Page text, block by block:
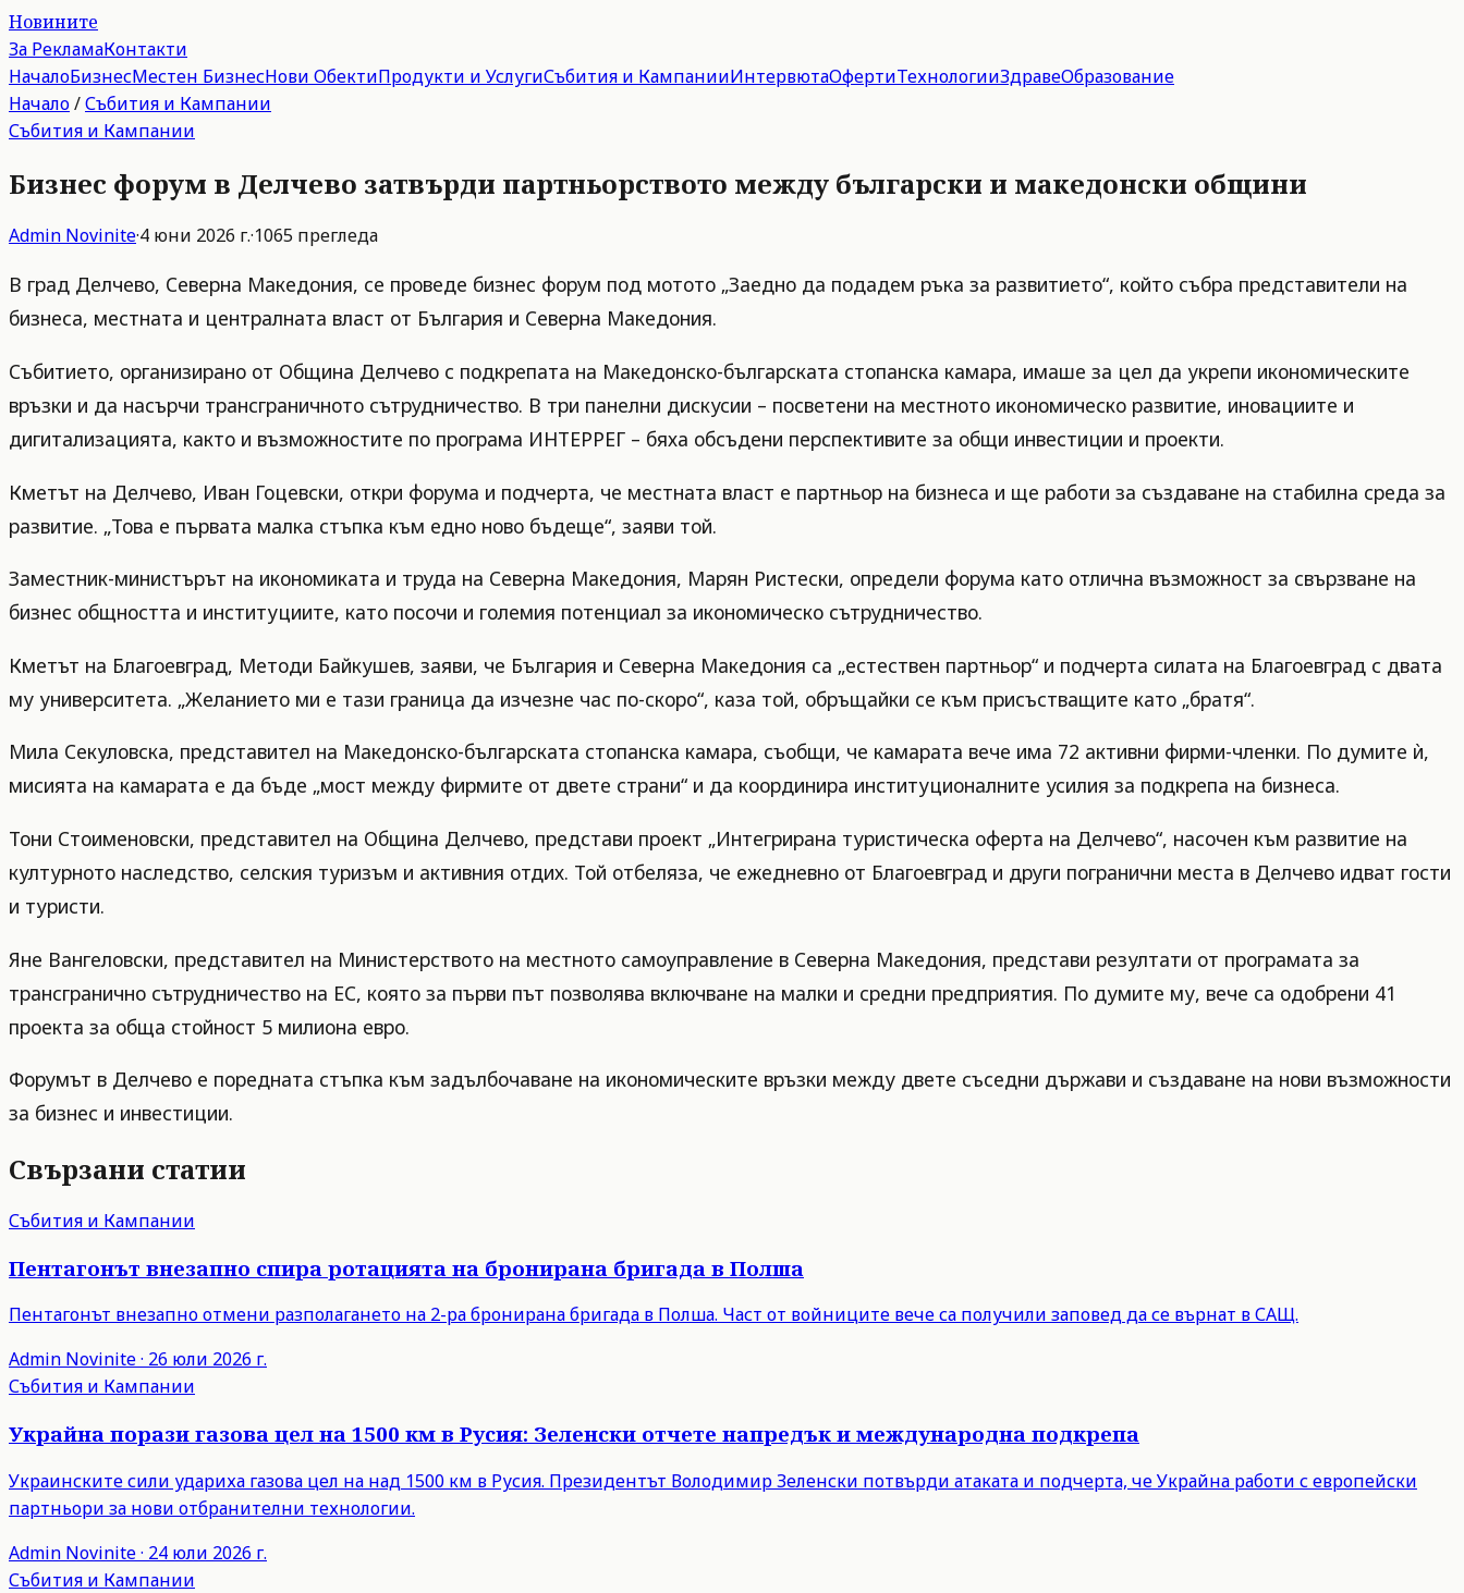
Новините
За РекламаКонтакти
НачалоБизнесМестен БизнесНови ОбектиПродукти и УслугиСъбития и КампанииИнтервютаОфертиТехнологииЗдравеОбразование
Начало/Събития и Кампании
Събития и Кампании
Бизнес форум в Делчево затвърди партньорството между български и македонски общини
Admin Novinite·4 юни 2026 г.·1065 прегледа
В град Делчево, Северна Македония, се проведе бизнес форум под мотото „Заедно да подадем ръка за развитието“, който събра представители на
бизнеса, местната и централната власт от България и Северна Македония.
Събитието, организирано от Община Делчево с подкрепата на Македонско-българската стопанска камара, имаше за цел да укрепи икономическите
връзки и да насърчи трансграничното сътрудничество. В три панелни дискусии – посветени на местното икономическо развитие, иновациите и
дигитализацията, както и възможностите по програма ИНТЕРРЕГ – бяха обсъдени перспективите за общи инвестиции и проекти.
Кметът на Делчево, Иван Гоцевски, откри форума и подчерта, че местната власт е партньор на бизнеса и ще работи за създаване на стабилна среда за
развитие. „Това е първата малка стъпка към едно ново бъдеще“, заяви той.
Заместник-министърът на икономиката и труда на Северна Македония, Марян Ристески, определи форума като отлична възможност за свързване на
бизнес общността и институциите, като посочи и големия потенциал за икономическо сътрудничество.
Кметът на Благоевград, Методи Байкушев, заяви, че България и Северна Македония са „естествен партньор“ и подчерта силата на Благоевград с двата
му университета. „Желанието ми е тази граница да изчезне час по-скоро“, каза той, обръщайки се към присъстващите като „братя“.
Мила Секуловска, представител на Македонско-българската стопанска камара, съобщи, че камарата вече има 72 активни фирми-членки. По думите ѝ,
мисията на камарата е да бъде „мост между фирмите от двете страни“ и да координира институционалните усилия за подкрепа на бизнеса.
Тони Стоименовски, представител на Община Делчево, представи проект „Интегрирана туристическа оферта на Делчево“, насочен към развитие на
културното наследство, селския туризъм и активния отдих. Той отбеляза, че ежедневно от Благоевград и други погранични места в Делчево идват гости
и туристи.
Яне Вангеловски, представител на Министерството на местното самоуправление в Северна Македония, представи резултати от програмата за
трансгранично сътрудничество на ЕС, която за първи път позволява включване на малки и средни предприятия. По думите му, вече са одобрени 41
проекта за обща стойност 5 милиона евро.
Форумът в Делчево е поредната стъпка към задълбочаване на икономическите връзки между двете съседни държави и създаване на нови възможности
за бизнес и инвестиции.
Свързани статии
Събития и Кампании
Пентагонът внезапно спира ротацията на бронирана бригада в Полша
Пентагонът внезапно отмени разполагането на 2-ра бронирана бригада в Полша. Част от войниците вече са получили заповед да се върнат в САЩ.
Admin Novinite· 26 юли 2026 г.
Събития и Кампании
Украйна порази газова цел на 1500 км в Русия: Зеленски отчете напредък и международна подкрепа
Украинските сили удариха газова цел на над 1500 км в Русия. Президентът Володимир Зеленски потвърди атаката и подчерта, че Украйна работи с европейски
партньори за нови отбранителни технологии.
Admin Novinite· 24 юли 2026 г.
Събития и Кампании